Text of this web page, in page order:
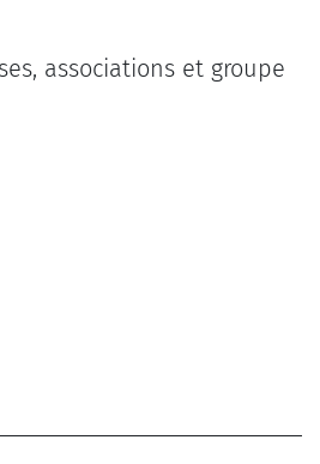
associations et groupe